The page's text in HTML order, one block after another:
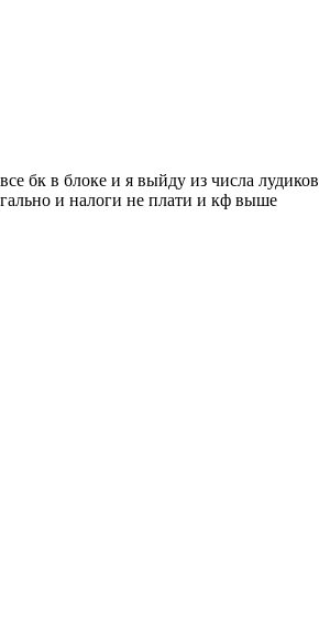
бк в блоке и я выйду из числа лудиков
и налоги не плати и кф выше